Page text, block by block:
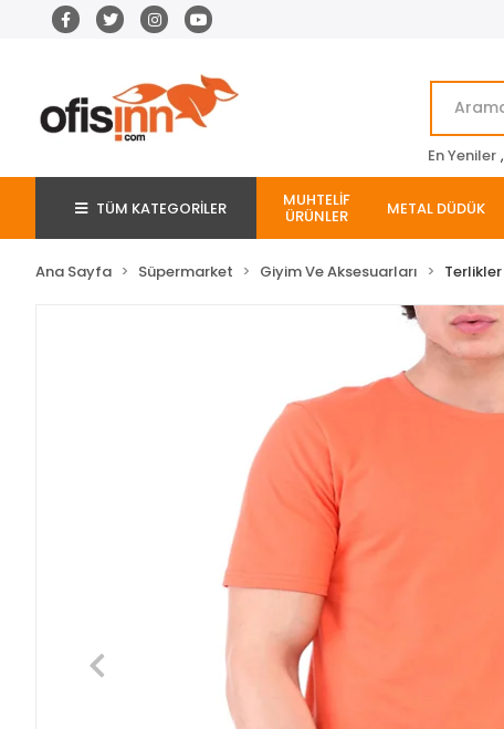
En Yeniler ,
TÜM KATEGORİLER MUHTELİF
ÜRÜNLER METAL DÜDÜK
Ana Sayfa Süpermarket Giyim Ve Aksesuarları Terlikler